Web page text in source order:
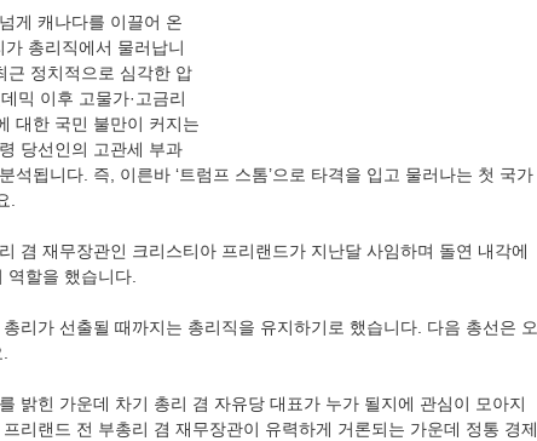
게 캐나다를 이끌어 온
총리직에서 물러납니
근 정치적으로 심각한 압
믹 이후 고물가·고금리
대한 국민 불만이 커지는
당선인의 고관세 부과
석됩니다. 즉, 이른바 ‘트럼프 스톰’으로 타격을 입고 물러나는 첫 국가
.
겸 재무장관인 크리스티아 프리랜드가 지난달 사임하며 돌연 내각에
할을 했습니다.
리가 선출될 때까지는 총리직을 유지하기로 했습니다. 다음 총선은 오
밝힌 가운데 차기 총리 겸 자유당 대표가 누가 될지에 관심이 모아지
리랜드 전 부총리 겸 재무장관이 유력하게 거론되는 가운데 정통 경제